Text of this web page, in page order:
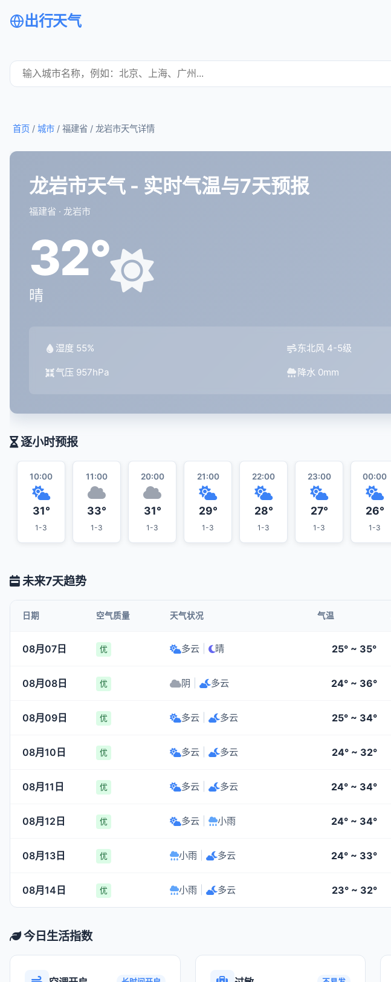
出行天气
首页 / 城市 / 福建省 / 龙岩市天气详情
龙岩市天气 - 实时气温与7天预报
福建省 · 龙岩市
32°
晴
湿度 55% 东北风 4-5级
气压 957hPa 降水 0mm
逐小时预报
10:00
31°
1-3
11:00
33°
1-3
20:00
31°
1-3
21:00
29°
1-3
22:00
28°
1-3
23:00
27°
1-3
00:00
26°
1-3
未来7天趋势
日期 空气质量 天气状况 气温
08月07日 优 多云 晴 25° ~ 35°
08月08日 优 阴 多云 24° ~ 36°
08月09日 优 多云 多云 25° ~ 34°
08月10日 优 多云 多云 24° ~ 32°
08月11日 优 多云 多云 24° ~ 34°
08月12日 优 多云 小雨 24° ~ 34°
08月13日 优 小雨 多云 24° ~ 33°
08月14日 优 小雨 多云 23° ~ 32°
今日生活指数